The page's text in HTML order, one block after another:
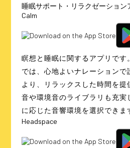
睡眠サポート・リラクゼーション
Calm
瞑想と睡眠に関するアプリです
では、心地よいナレーションで
より、リラックスした時間を提
音や環境音のライブラリも充実
に応じた音響環境を選択できま
Headspace